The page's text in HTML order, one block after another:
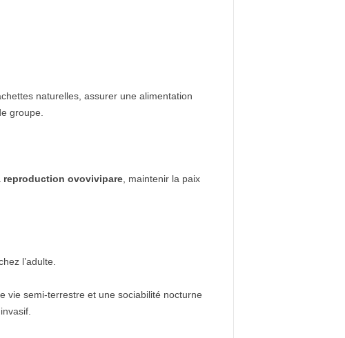
naturelles, assurer une alimentation
groupe.
reproduction ovovivipare, maintenir la paix
l’adulte.
vie semi-terrestre et une sociabilité nocturne